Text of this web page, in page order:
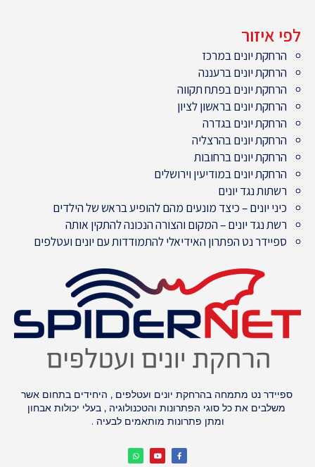
לפי איזור
הרחקת יונים במרכז
הרחקת יונים ברעננה
הרחקת יונים בפתח תקווה
הרחקת יונים בראשון לציון
הרחקת יונים בגדרה
הרחקת יונים בהרצליה
הרחקת יונים ברחובות
הרחקת יונים במודיעין וירושלים
רשתות נגד יונים
כיני יונים – כיצד מונעים מהם להופיע בראש של הילדים
רשת נגד יונים – המקום והצורה הנכונה להתקין אותה
ספיידר נט הפתרון האידיאלי להתמודדות עם יונים ועטלפים
ספיידר נט מתמחה בהרחקת יונים ועטלפים , היחידים בתחום אשר
משלבים את כל סוגי הפתרונות והטכנולוגיה , בעלי יכולות אבחון
ומתן פתרונות מותאמים לבעיה .